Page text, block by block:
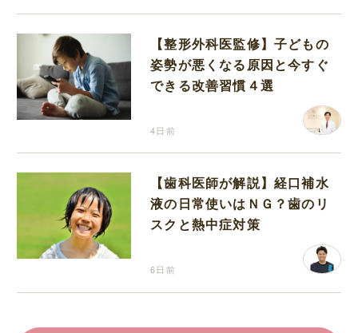
【整形外科医監修】子どもの
姿勢が悪くなる原因と今すぐ
できる改善習慣４選
4日前
【歯科医師が解説】経口補水
液の日常使いはＮＧ？歯のリ
スクと熱中症対策
6日前